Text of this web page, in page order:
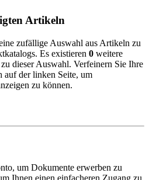
Artikeln
zufällige Auswahl aus Artikeln zu
Es existieren 0 weitere
dieser Auswahl. Verfeinern Sie Ihre
auf der linken Seite, um
zu können.
um Dokumente erwerben zu
Ihnen einen einfacheren Zugang zu